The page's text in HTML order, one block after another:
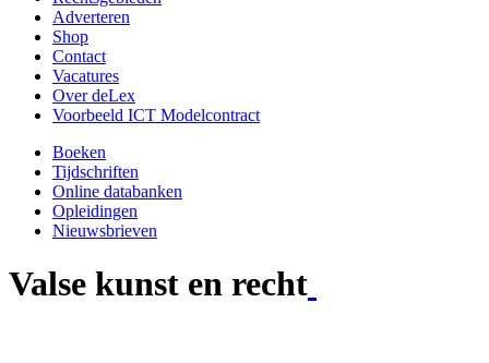
Adverteren
Shop
Contact
Vacatures
Over deLex
Voorbeeld ICT Modelcontract
Boeken
Tijdschriften
Online databanken
Opleidingen
Nieuwsbrieven
Valse kunst en recht